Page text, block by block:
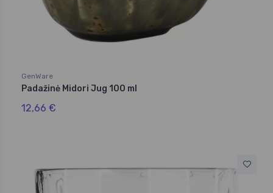
GenWare
Padažinė Midori Jug 100 ml
12,66 €